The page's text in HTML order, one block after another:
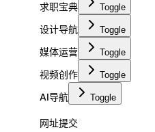
求职宝典 Toggle
设计导航 Toggle
媒体运营 Toggle
视频创作 Toggle
AI导航 Toggle
网址提交